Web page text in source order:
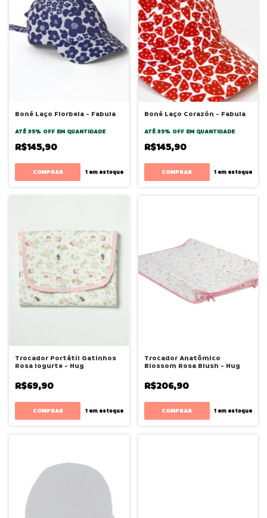
Boné Laço Florbela - Fabula
ATÉ 35% OFF EM QUANTIDADE
R$145,90
1em estoque
Boné Laço Corazón - Fabula
ATÉ 35% OFF EM QUANTIDADE
R$145,90
1 em estoque
Trocador Portátil Gatinhos
Rosa Iogurte - Hug
R$69,90
1em estoque
Trocador Anatômico
Blossom Rosa Blush - Hug
R$206,90
1 em estoque